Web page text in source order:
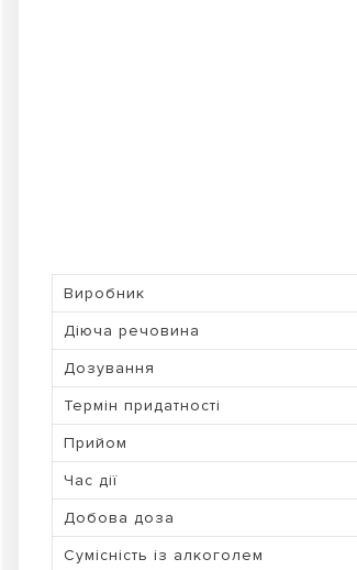
Виробник
Діюча речовина
Дозування
Термін придатності
Прийом
Час дії
Добова доза
Сумісність із алкоголем